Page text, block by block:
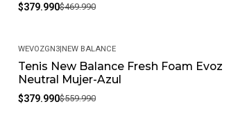
$379.990$469.990
-32%
WEVOZGN3|NEW BALANCE
Tenis New Balance Fresh Foam Evoz
Neutral Mujer-Azul
$379.990$559.990